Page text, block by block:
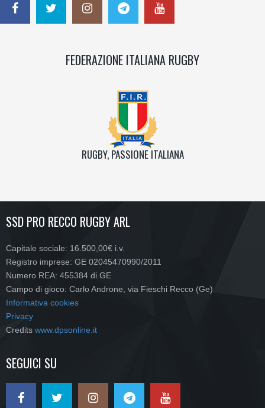
FEDERAZIONE ITALIANA RUGBY
RUGBY, PASSIONE ITALIANA
SSD PRO RECCO RUGBY ARL
Capitale sociale: 16.500,00€ i.v.
Registro imprese: GE 02045470990/2011
Numero REA: 455384 di GE
Campo di gioco: Carlo Androne, via Fieschi Recco (Ge)
Informativa cookies
Privacy
Credits www.dpsonline.it
SEGUICI SU